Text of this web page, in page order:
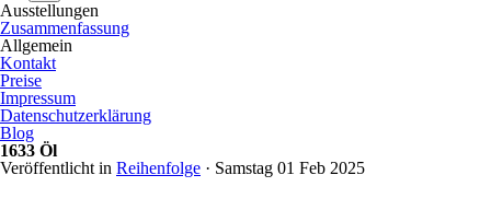
Ausstellungen
Zusammenfassung
Allgemein
Kontakt
Preise
Impressum
Datenschutzerklärung
Blog
1633 Öl
Veröffentlicht in Reihenfolge · Samstag 01 Feb 2025